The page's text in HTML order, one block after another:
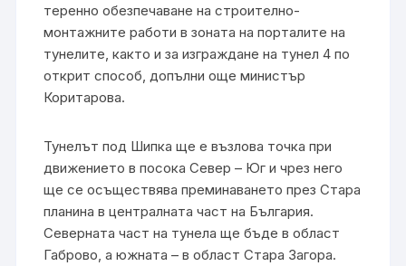
теренно обезпечаване на строително-
монтажните работи в зоната на порталите на
тунелите, както и за изграждане на тунел 4 по
открит способ, допълни още министър
Коритарова.
Тунелът под Шипка ще е възлова точка при
движението в посока Север – Юг и чрез него
ще се осъществява преминаването през Стара
планина в централната част на България.
Северната част на тунела ще бъде в област
Габрово, а южната – в област Стара Загора.